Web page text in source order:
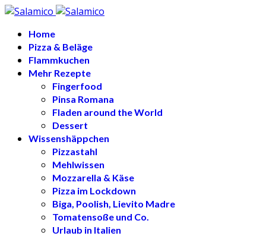
Home
Pizza & Beläge
Flammkuchen
Mehr Rezepte
Fingerfood
Pinsa Romana
Fladen around the World
Dessert
Wissenshäppchen
Pizzastahl
Mehlwissen
Mozzarella & Käse
Pizza im Lockdown
Biga, Poolish, Lievito Madre
Tomatensoße und Co.
Urlaub in Italien